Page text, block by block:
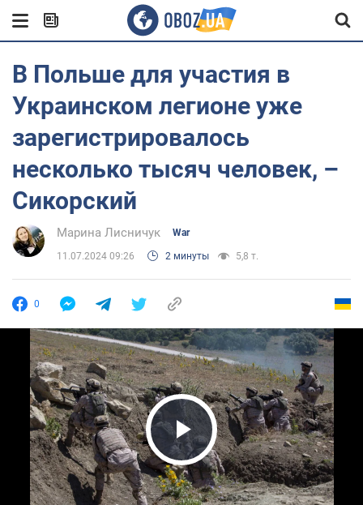
В Польше для участия в
Украинском легионе уже
зарегистрировалось
несколько тысяч человек, –
Сикорский
Марина Лисничук War
11.07.2024 09:26 2 минуты 5,8 т.
0
Play Video